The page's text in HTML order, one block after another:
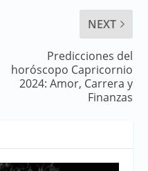
NEXT
Predicciones del
horóscopo Capricornio
2024: Amor, Carrera y
Finanzas